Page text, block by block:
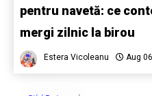
pentru navetă: ce
mergi zilnic la birou
Estera Vicoleanu Aug